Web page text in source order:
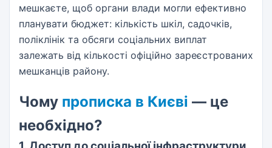
мешкаєте, щоб органи влади могли ефективно
планувати бюджет: кількість шкіл, садочків,
поліклінік та обсяги соціальних виплат
залежать від кількості офіційно зареєстрованих
мешканців району.
Чому прописка в Києві — це
необхідно?